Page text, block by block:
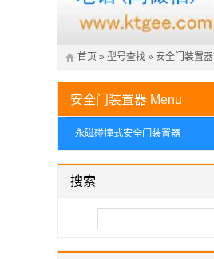
首页 » 型号查找 » 安全门装置器
安全门装置器 Menu
永磁碰撞式安全门装置器
搜索